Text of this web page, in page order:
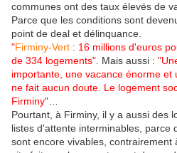
communes ont des taux élevés de
Parce que les conditions sont
point de deal et délinquance.
"Firminy-Vert : 16 millions d'euros
de 334 logements". Mais aussi :
importante, une vacance énorme et
ne fait aucun doute. Le logement
Firminy"…
Pourtant, à Firminy, il y a aussi des
listes d'attente interminables, parce
sont encore vivables,